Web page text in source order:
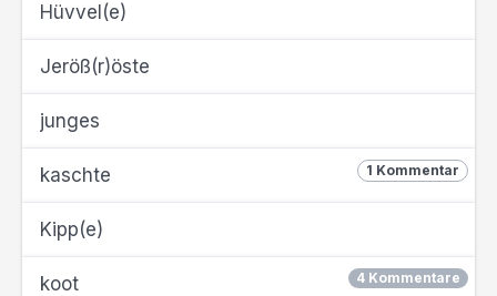
Hüvvel(e)
Jeröß(r)öste
junges
1 Kommentar
kaschte
Kipp(e)
4 Kommentare
koot